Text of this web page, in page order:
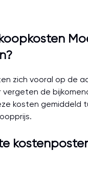
zich vooral op de
vergeten de
kosten gemiddeld